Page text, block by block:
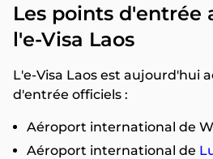
Les points d'entrée
l'e-Visa Laos
L'e-Visa Laos est aujourd'hui
d'entrée officiels :
Aéroport international de
Aéroport international de